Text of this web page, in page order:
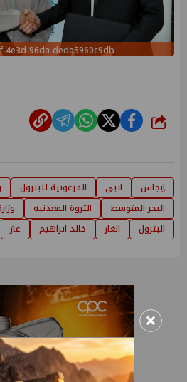
4e3d-96da-deda5960c9db
شارك
إيجاس انبى الفرعونية للبترول
البحر المتوسط
الثروة المعدنية
البترول
الغاز خالد ابراهيم غاز
×